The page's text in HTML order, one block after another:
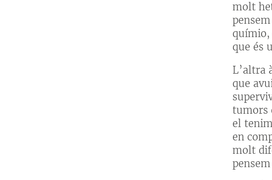
molt
químio,
que és
L’altra
que
tumors
el
en
molt